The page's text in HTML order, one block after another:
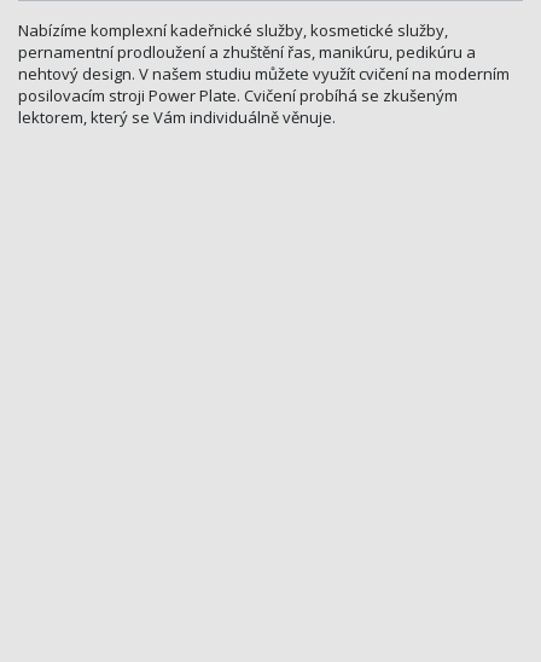
Nabízíme komplexní kadeřnické služby, kosmetické služby,
pernamentní prodloužení a zhuštění řas, manikúru, pedikúru a
nehtový design. V našem studiu můžete využít cvičení na moderním
posilovacím stroji Power Plate. Cvičení probíhá se zkušeným
lektorem, který se Vám individuálně věnuje.